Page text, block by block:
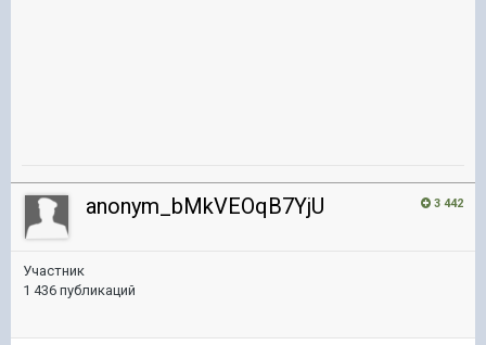
3 442
anonym_bMkVEOqB7YjU
Участник
1 436 публикаций